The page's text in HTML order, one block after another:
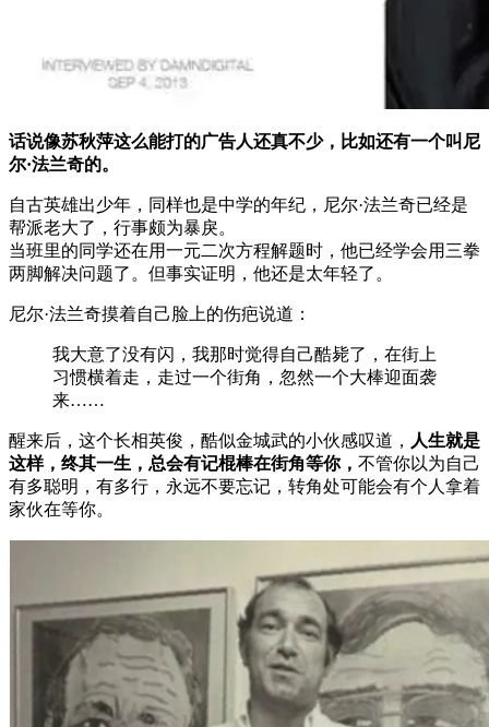
话说像苏秋萍这么能打的广告人还真不少，比如还有一个叫尼
尔·法兰奇的。
自古英雄出少年，同样也是中学的年纪，尼尔·法兰奇已经是
帮派老大了，行事颇为暴戾。
当班里的同学还在用一元二次方程解题时，他已经学会用三拳
两脚解决问题了。但事实证明，他还是太年轻了。
尼尔·法兰奇摸着自己脸上的伤疤说道：
我大意了没有闪，我那时觉得自己酷毙了，在街上
习惯横着走，走过一个街角，忽然一个大棒迎面袭
来……
醒来后，这个长相英俊，酷似金城武的小伙感叹道， 人生就是
这样，终其一生，总会有记棍棒在街角等你， 不管你以为自己
有多聪明，有多行，永远不要忘记，转角处可能会有个人拿着
家伙在等你。